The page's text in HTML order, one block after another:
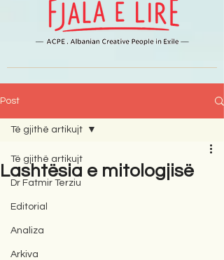
Post
Të gjithë artikujt
Dr Fatmir Terziu
Editorial
Analiza
Arkiva
Të gjithë artikujt
Lashtësia e mitologjisë